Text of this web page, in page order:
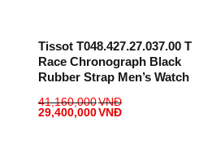
Tissot T048.427.27.037.00 T
Race Chronograph Black
Rubber Strap Men’s Watch
41,160,000VNĐ
29,400,000VNĐ